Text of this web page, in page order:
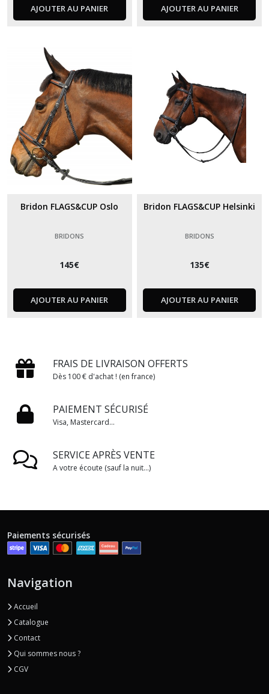
AJOUTER AU PANIER AJOUTER AU PANIER
Bridon FLAGS&CUP Oslo
BRIDONS
145€
AJOUTER AU PANIER
Bridon FLAGS&CUP Helsinki
BRIDONS
135€
AJOUTER AU PANIER
FRAIS DE LIVRAISON OFFERTS
Dès 100 € d'achat ! (en france)
PAIEMENT SÉCURISÉ
Visa, Mastercard...
SERVICE APRÈS VENTE
A votre écoute (sauf la nuit...)
Paiements sécurisés
Navigation
Accueil
Catalogue
Contact
Qui sommes nous ?
CGV